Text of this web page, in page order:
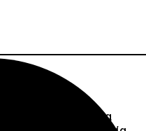
Είναι
σε άλλες
φοιτητές που θα